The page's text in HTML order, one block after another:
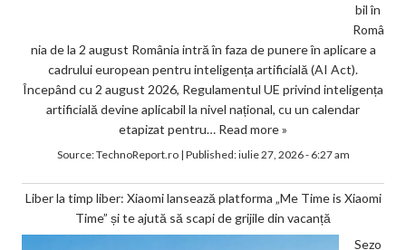
bil în
Româ
nia de la 2 august România intră în faza de punere în aplicare a
cadrului european pentru inteligența artificială (AI Act).
Începând cu 2 august 2026, Regulamentul UE privind inteligența
artificială devine aplicabil la nivel național, cu un calendar
etapizat pentru… Read more »
Source:TechnoReport.ro| Published:iulie 27, 2026 - 6:27 am
Liber la timp liber: Xiaomi lansează platforma „Me Time is Xiaomi
Time” și te ajută să scapi de grijile din vacanță
Sezo